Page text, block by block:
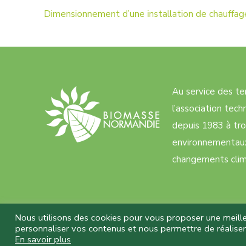
Dimensionnement d’une installation de
Au service des
l’association
depuis 1983 à
changements
Biomasse Normandie © 2026
Nous utilisons des cookies pour vous proposer une
personnaliser vos contenus et nous permettre de
En savoir plus